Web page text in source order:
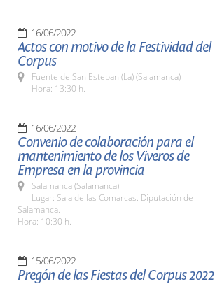
16/06/2022
Actos con motivo de la Festividad del
Corpus
Fuente de San Esteban (La) (Salamanca)
Hora: 13:30 h.
16/06/2022
Convenio de colaboración para el
mantenimiento de los Viveros de
Empresa en la provincia
Salamanca (Salamanca)
Lugar: Sala de las Comarcas. Diputación de
Salamanca.
Hora: 10:30 h.
15/06/2022
Pregón de las Fiestas del Corpus 2022